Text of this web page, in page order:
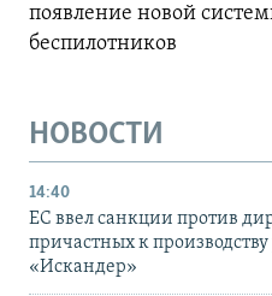
появление новой
беспилотников
НОВОСТИ
14:40
ЕС ввел санкции против
причастных к
«Искандер»